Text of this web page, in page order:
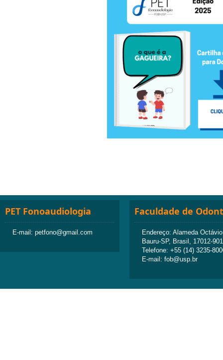
PET Fonoaudiologia
E-mail: petfono@gmail.com
Faculdade de
Endereço: Alameda
Bauru-SP, Brasil, 17012-901
Telefone: +55 (14) 3235-
E-mail: fob@usp.br